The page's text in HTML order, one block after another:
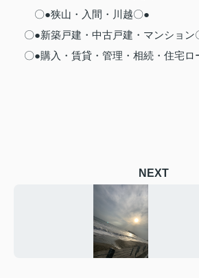
〇●狭山・入間・川越〇●
〇●新築戸建・中古戸建・マンション
〇●購入・賃貸・管理・相続・住宅ロ
NEXT